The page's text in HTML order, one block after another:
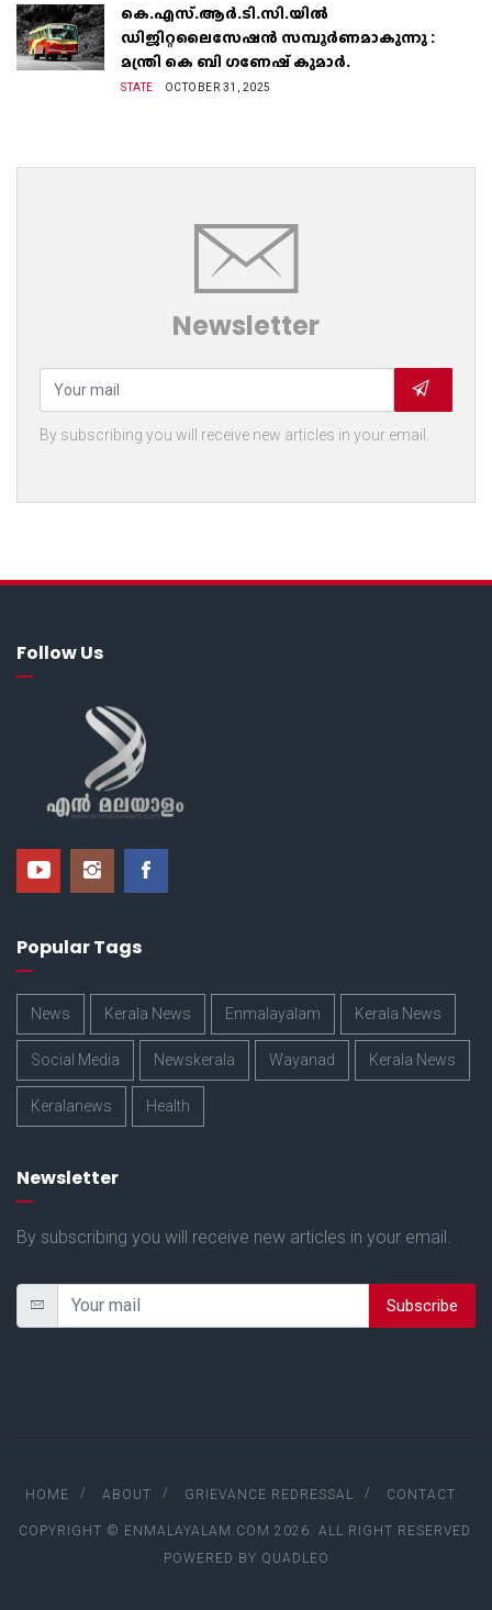
കെ.എസ്.ആർ.ടി.സി.യിൽ
ഡിജിറ്റലൈസേഷൻ സമ്പൂർണമാകുന്നു :
മന്ത്രി കെ ബി ഗണേഷ് കുമാർ.
STATE OCTOBER 31, 2025
Newsletter
By subscribing you will receive new articles in your email.
Follow Us
Popular Tags
News Kerala News Enmalayalam Kerala News
Social Media Newskerala Wayanad Kerala News
Keralanews Health
Newsletter
By subscribing you will receive new articles in your email.
Subscribe
HOME ABOUT GRIEVANCE REDRESSAL CONTACT
COPYRIGHT © ENMALAYALAM.COM 2026. ALL RIGHT RESERVED.
POWERED BY QUADLEO